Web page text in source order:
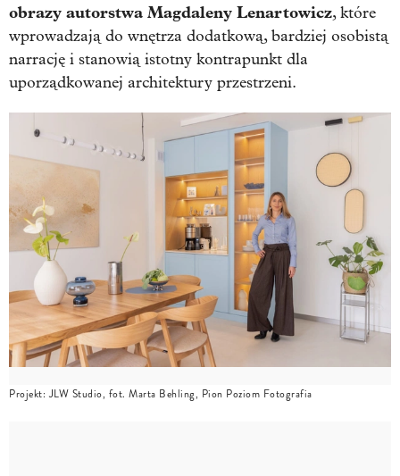
obrazy autorstwa Magdaleny Lenartowicz, które
wprowadzają do wnętrza dodatkową, bardziej osobistą
narrację i stanowią istotny kontrapunkt dla
uporządkowanej architektury przestrzeni.
Projekt: JLW Studio, fot. Marta Behling, Pion Poziom Fotografia